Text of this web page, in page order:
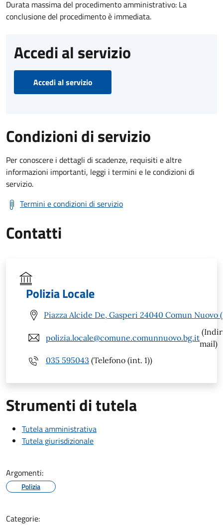
Durata massima del procedimento amministrativo: La
conclusione del procedimento è immediata.
Accedi al servizio
Accedi al servizio
Condizioni di servizio
Per conoscere i dettagli di scadenze, requisiti e altre
informazioni importanti, leggi i termini e le condizioni di
servizio.
Termini e condizioni di servizio
Contatti
Polizia Locale
Piazza Alcide De, Gasperi 24040 Comun Nuovo
polizia.locale@comune.comunnuovo.bg.it
mail)
035 595043 (Telefono (int. 1))
Strumenti di tutela
Tutela amministrativa
Tutela giurisdizionale
Argomenti:
Polizia
Categorie: